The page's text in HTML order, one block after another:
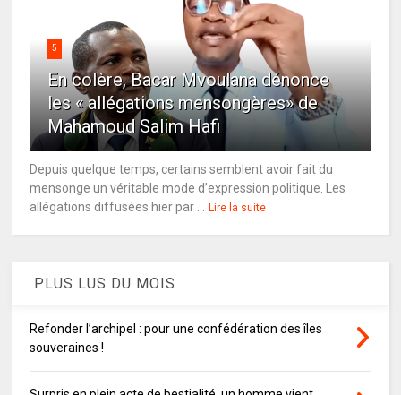
5
En colère, Bacar Mvoulana dénonce
les « allégations mensongères» de
Mahamoud Salim Hafi
Depuis quelque temps, certains semblent avoir fait du
mensonge un véritable mode d’expression politique. Les
allégations diffusées hier par ...
Lire la suite
PLUS LUS DU MOIS
Refonder l’archipel : pour une confédération des îles
souveraines !